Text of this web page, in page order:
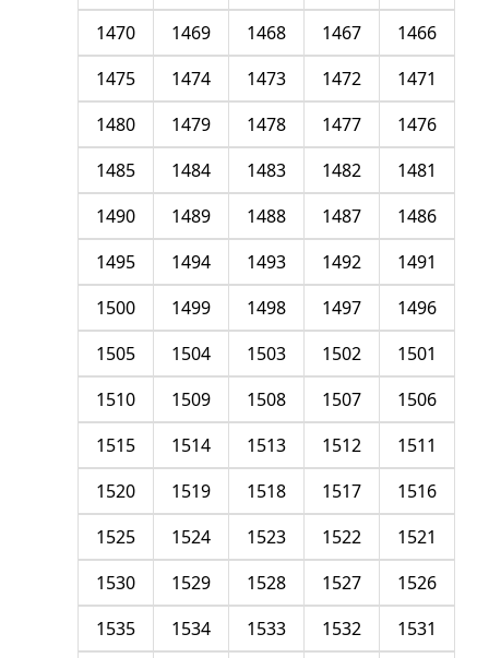
1466
1467
1468
1469
1470
1471
1472
1473
1474
1475
1476
1477
1478
1479
1480
1481
1482
1483
1484
1485
1486
1487
1488
1489
1490
1491
1492
1493
1494
1495
1496
1497
1498
1499
1500
1501
1502
1503
1504
1505
1506
1507
1508
1509
1510
1511
1512
1513
1514
1515
1516
1517
1518
1519
1520
1521
1522
1523
1524
1525
1526
1527
1528
1529
1530
1531
1532
1533
1534
1535